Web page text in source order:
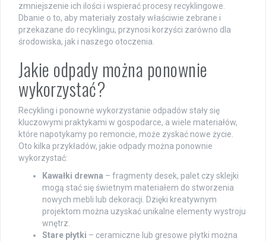
zmniejszenie ich ilości i wspierać procesy recyklingowe.
Dbanie o to, aby materiały zostały właściwie zebrane i
przekazane do recyklingu, przynosi korzyści zarówno dla
środowiska, jak i naszego otoczenia.
Jakie odpady można ponownie
wykorzystać?
Recykling i ponowne wykorzystanie odpadów stały się
kluczowymi praktykami w gospodarce, a wiele materiałów,
które napotykamy po remoncie, może zyskać nowe życie.
Oto kilka przykładów, jakie odpady można ponownie
wykorzystać:
Kawałki drewna – fragmenty desek, palet czy sklejki
mogą stać się świetnym materiałem do stworzenia
nowych mebli lub dekoracji. Dzięki kreatywnym
projektom można uzyskać unikalne elementy wystroju
wnętrz.
Stare płytki – ceramiczne lub gresowe płytki można